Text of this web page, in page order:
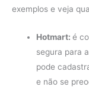
exemplos e veja
Hotmart:é
segura para
pode
e não se